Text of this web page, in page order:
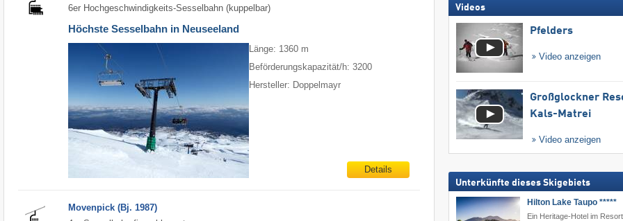
6er Hochgeschwindigkeits-Sesselbahn (kuppelbar)
Höchste Sesselbahn in Neuseeland
Länge: 1360 m
Beförderungskapazität/h: 3200
Hersteller: Doppelmayr
Details
Movenpick (Bj. 1987)
Videos
Pfelders
Video anzeigen
Großglockner
Kals-Matrei
Video anzeigen
Unterkünfte dieses Skigebiets
Hilton Lake Taupo *****
Ein Heritage-Hotel im